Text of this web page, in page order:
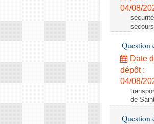
04/08/
Question
Date
dépôt :
04/08/
de
Question